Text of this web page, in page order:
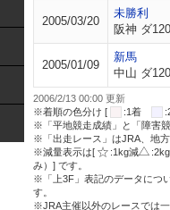
2005/03/20
未勝利
阪神 ダ
2005/01/09
新馬
中山 ダ
2006/2/13 00:00 更新
※着順の色分け [
:1着
※「平地競走成績」と「障害
※「出走レース」はJRA、地
※減量表示は[
:1kg減
み）] です。
※「上3F」表記のデータにつ
す。
※JRA主催以外のレースでは